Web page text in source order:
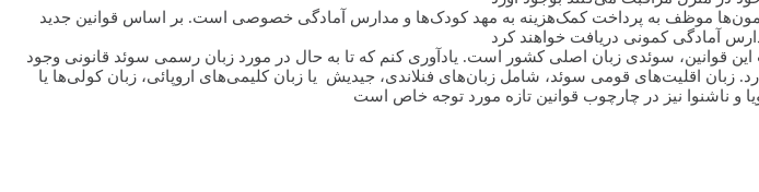
موظف به پرداخت کمک‌هزینه به مهد کودک‌ها و مدارس آمادگی خصوصی است. بر اساس قوانین جدید
این قوانین، سوئدی زبان اصلی کشور است. یادآوری کنم که تا به حال در مورد زبان رسمی سوئد قانونی وجود
زبان اقلیت‌های قومی سوئد، شامل زبان‌های فنلاندی، جیدیش یا زبان کلیمی‌های اروپائی، زبان کولی‌ها یا